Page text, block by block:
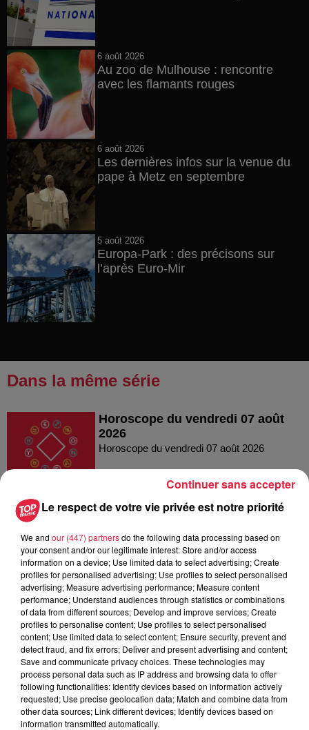
6 août 2026
Au zoo de Mulhouse : rencontre
avec les flamants rouges
6 août 2026
Les dernières infos sur la venue du
pape à Metz en septembre
5 août 2026
Europa-Park : des précisons sur
l’après Euro-Mir
Dans la même série
Horoscope du vendredi 07 août
2026
Horoscope du vendredi 07 août 2026
Le Mix de Nono #167
Horoscope du jeudi 6 août 2026
Horoscope du jeudi 6 août 2026
Le Mix de Nono #166
Le Mix de Nono #166
Le respect de votre vie privée est notre priorité
We and our (447) partnersdo the following data processing based on
your consent and/or our legitimate interest: Store and/or access
information on a device; Use limited data to select advertising; Create
profiles for personalised advertising; Use profiles to select personalised
advertising; Measure advertising performance; Measure content
performance; Understand audiences through statistics or combinations
of data from different sources; Develop and improve services; Create
profiles to personalise content; Use profiles to select personalised
content; Use limited data to select content; Ensure security, prevent and
detect fraud, and fix errors; Deliver and present advertising and content;
Save and communicate privacy choices. These technologies may
process personal data such as IP address and browsing data to offer
following functionalities: Identify devices based on information actively
requested; Use precise geolocation data; Match and combine data from
other data sources; Link different devices; Identify devices based on
information transmitted automatically.
Continuer sans accepter